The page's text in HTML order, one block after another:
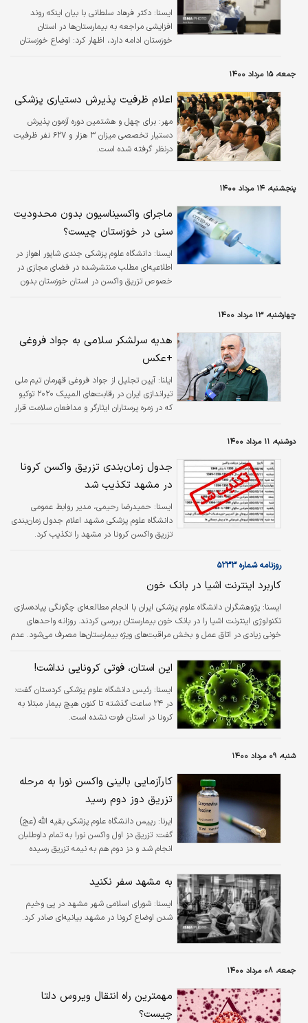
ايسنا: دکتر فرهاد سلطانی با بیان اینکه روند
افزایشی مراجعه به بیمارستان‌ها در استان
خوزستان ادامه دارد، اظهار کرد: اوضاع خوزستان
جمعه، ۱۵ مرداد ۱۴۰۰
اعلام ظرفیت پذیرش دستیاری پزشکی
مهر: برای چهل و هشتمین دوره آزمون پذیرش
دستیار تخصصی میزان ۳ هزار و ۶۲۷ نفر ظرفیت
درنظر گرفته شده است.
پنجشنبه، ۱۴ مرداد ۱۴۰۰
ماجرای واکسیناسیون بدون محدودیت
سنی در خوزستان چیست؟
ايسنا: دانشگاه علوم پزشکی جندی شاپور اهواز در
اطلاعیه‌ای مطلب منتشرشده در فضای مجازی در
خصوص تزریق واکسن در استان خوزستان بدون
چهارشنبه، ۱۳ مرداد ۱۴۰۰
هدیه سرلشکر سلامی به جواد فروغی
+عکس
ایلنا: آیین تجلیل از جواد فروغی قهرمان تیم ملی
تیراندازی ایران در رقابت‌های المپیک ۲۰۲۰ توکیو
که در زمره پرستاران ایثارگر و مدافعان سلامت قرار
جمعی از مسوولان و تلاشگران عرصه سلامت در
دانشگاه علوم پزشکی بقیه‌الله (عج) برگزار شد.
دوشنبه، ۱۱ مرداد ۱۴۰۰
جدول زمان‌بندی تزریق واکسن کرونا
در مشهد تکذیب شد
ايسنا: حمیدرضا رحیمی، مدیر روابط عمومی
دانشگاه علوم پزشکی مشهد اعلام جدول زمان‌بندی
تزریق واکسن کرونا در مشهد را تکذیب کرد.
روزنامه شماره ۵۲۳۳
کاربرد اینترنت اشیا در بانک خون
ايسنا: پژوهشگران دانشگاه علوم پزشکی ایران با انجام مطالعه‌ای چگونگی پیاده‌سازی
تکنولوژی اینترنت اشیا را در بانک خون بیمارستان بررسی کردند. روزانه واحدهای
خونی زیادی در اتاق عمل و بخش مراقبت‌های ویژه بیمارستان‌ها مصرف می‌شود. عدم
فرآورده ارزشمند خواهد شد. فناوری اینترنت اشیا (IoT) می‌تواند ابزار کارآمدی برای
بهینه کردن فرآیند انتقال و مصرف خون باشد. بر همین اساس پژوهشگران دانشگاه
علوم پزشکی ایران با انجام یک طرح تحقیقاتی چگونگی…
این استان، فوتی کرونایی نداشت!
ايسنا: رئیس دانشگاه علوم پزشکی کردستان گفت:
در ۲۴ ساعت گذشته تا کنون هیچ بیمار مبتلا به
کرونا در استان فوت نشده است.
شنبه، ۰۹ مرداد ۱۴۰۰
کارآزمایی بالینی واکسن نورا به مرحله
تزریق دوز دوم رسید
ایرنا: رییس دانشگاه علوم پزشکی بقیه الله (عج)
گفت: تزریق دز اول واکسن نورا به تمام داوطلبان
انجام شد و دز دوم هم به نیمه تزریق رسیده
به مشهد سفر نکنید
ايسنا: شورای اسلامی شهر مشهد در پی وخیم
شدن اوضاع کرونا در مشهد بیانیه‌ای صادر کرد.
جمعه، ۰۸ مرداد ۱۴۰۰
مهمترین راه انتقال ویروس دلتا
چیست؟